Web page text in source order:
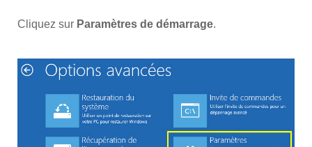
Cliquez sur Paramètres de démarrage.